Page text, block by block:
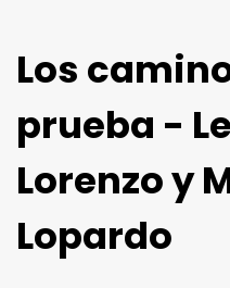
Los
prueba -
Lorenzo y
Lopardo